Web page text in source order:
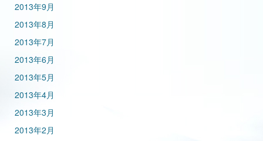
2013年9月
2013年8月
2013年7月
2013年6月
2013年5月
2013年4月
2013年3月
2013年2月